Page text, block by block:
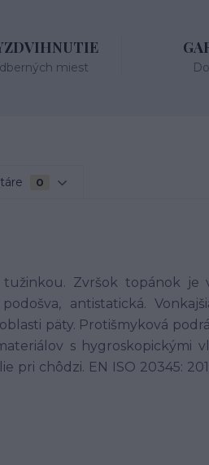
miest
0
tužinkou. Zvršok topánok je
antistatická.
päty. Protišmyková
s hygroskopickými
chôdzi. EN ISO 20345: